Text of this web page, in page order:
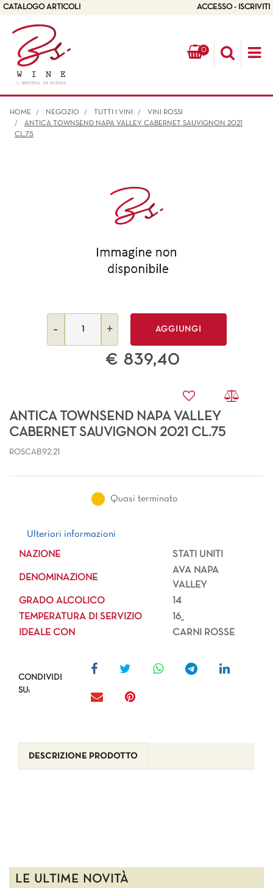
CATALOGO ARTICOLI ACCESSO - ISCRIVITI
0
HOME NEGOZIO TUTTI I VINI
VINI ROSSI
ANTICA TOWNSEND NAPA VALLEY CABERNET SAUVIGNON 2021
CL.75
AGGIUNGI
€ 839,40
ANTICA TOWNSEND NAPA VALLEY
CABERNET SAUVIGNON 2021 CL.75
ROSCAB92.21
Quasi terminato
Ulteriori informazioni
Ulteriori informazioni
NAZIONE STATI UNITI
DENOMINAZIONE
AVA NAPA
VALLEY
GRADO ALCOLICO
14
TEMPERATURA DI SERVIZIO
16_
IDEALE CON
CARNI ROSSE
CONDIVIDI
SU:
DESCRIZIONE PRODOTTO
LE ULTIME NOVITÀ